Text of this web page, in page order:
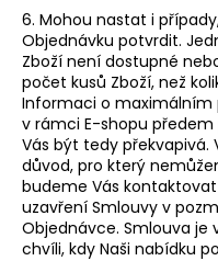
6. Mohou nastat i
Objednávku potvrdit.
Zboží není dostupné
počet kusů Zboží, než
Informaci o maximálním
v rámci E-shopu
Vás být tedy překvapivá.
důvod, pro který
budeme Vás
uzavření Smlouvy v
Objednávce. Smlouva je
chvíli, kdy Naši nabídku